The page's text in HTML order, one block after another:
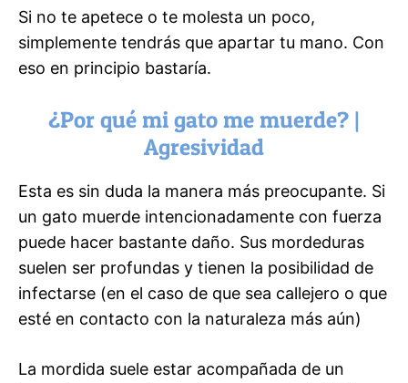
Si no te apetece o te molesta un poco,
simplemente tendrás que apartar tu mano. Con
eso en principio bastaría.
¿Por qué mi gato me muerde? |
Agresividad
Esta es sin duda la manera más preocupante. Si
un gato muerde intencionadamente con fuerza
puede hacer bastante daño. Sus mordeduras
suelen ser profundas y tienen la posibilidad de
infectarse (en el caso de que sea callejero o que
esté en contacto con la naturaleza más aún)
La mordida suele estar acompañada de un